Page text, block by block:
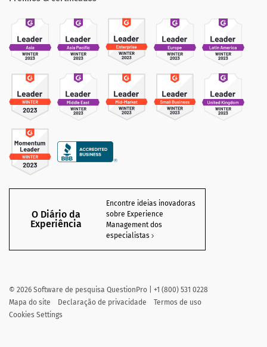
O Diário da
Experiência
Encontre ideias inovadoras
sobre Experience
Management dos
especialistas
© 2026 Software de pesquisa QuestionPro | +1 (800) 531 0228
Mapa do site
Declaração de privacidade
Termos de uso
Cookies Settings